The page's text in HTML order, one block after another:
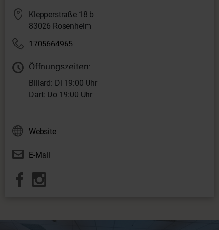
Klepperstraße 18 b
83026 Rosenheim
1705664965
Öffnungszeiten:
Billard: Di 19:00 Uhr
Dart: Do 19:00 Uhr
Website
E-Mail